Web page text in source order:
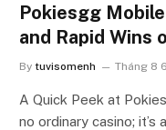
Pokiesgg
and Rapid Wins
By tuvisomenh Tháng 8
A Quick Peek at
no ordinary casino;